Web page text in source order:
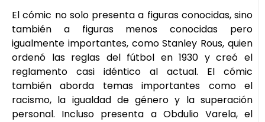
El cómic no solo presenta a figuras conocidas, sino
también a figuras menos conocidas pero
igualmente importantes, como Stanley Rous, quien
ordenó las reglas del fútbol en 1930 y creó el
reglamento casi idéntico al actual. El cómic
también aborda temas importantes como el
racismo, la igualdad de género y la superación
personal. Incluso presenta a Obdulio Varela, el